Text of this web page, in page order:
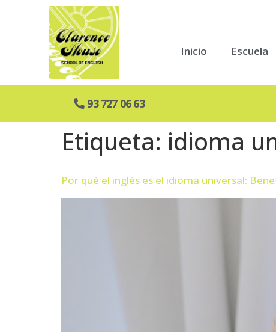
Inicio Escuela
93 727 06 63
Etiqueta: idioma
Por qué el inglés es el idioma universal: